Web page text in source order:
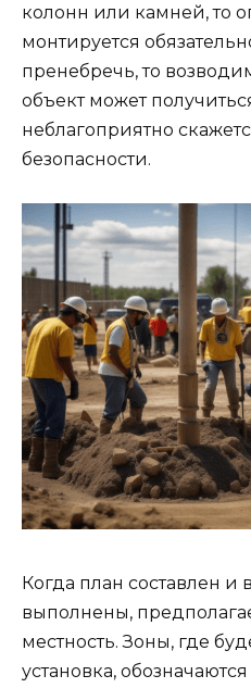
колонн или камней, то
монтируется
пренебречь, то
объект может
неблагоприятно
безопасности.
Когда план составлен и
выполнены,
местность. Зоны, где
установка,